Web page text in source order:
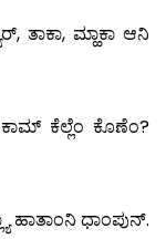
ತಾಕಾ, ಮ್ಹಾಕಾ ಆನಿ
ಕೆಲ್ಲೆಂ ಕೊಣೆಂ?
ಹಾತಾಂನಿ ಧಾಂಪುನ್.